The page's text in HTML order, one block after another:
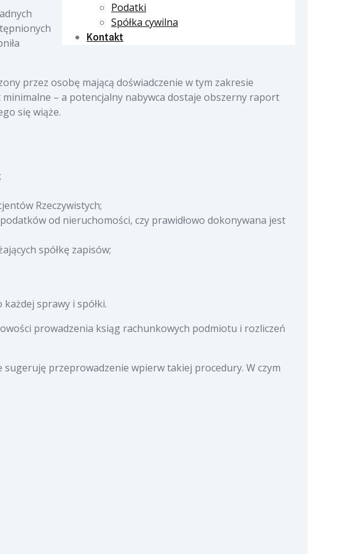
Podatki
Spółka cywilna
Kontakt
przez osobę mającą doświadczenie w tym zakresie
– a potencjalny nabywca dostaje obszerny raport
się wiąże.
Rzeczywistych;
od nieruchomości, czy prawidłowo dokonywana jest
spółkę zapisów;
sprawy i spółki.
prowadzenia ksiąg rachunkowych podmiotu i rozliczeń
przeprowadzenie wpierw takiej procedury. W czym